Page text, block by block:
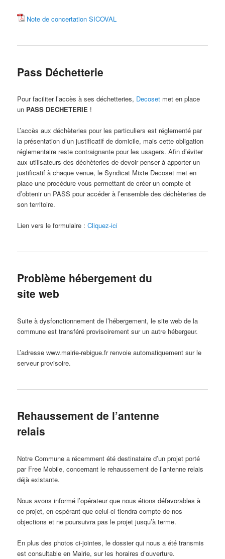
Note de concertation SICOVAL
Pass Déchetterie
Pour faciliter l’accès à ses déchetteries, Decoset met en place
un PASS DECHETERIE !
L’accès aux déchèteries pour les particuliers est réglementé par
la présentation d’un justificatif de domicile, mais cette obligation
réglementaire reste contraignante pour les usagers. Afin d’éviter
aux utilisateurs des déchèteries de devoir penser à apporter un
justificatif à chaque venue, le Syndicat Mixte Decoset met en
place une procédure vous permettant de créer un compte et
d’obtenir un PASS pour accéder à l’ensemble des déchèteries de
son territoire.
Lien vers le formulaire :Cliquez-ici
Problème hébergement du
site web
Suite à dysfonctionnement de l’hébergement, le site web de la
commune est transféré provisoirement sur un autre hébergeur.
L’adresse www.mairie-rebigue.fr renvoie automatiquement sur le
serveur provisoire.
Rehaussement de l’antenne
relais
Notre Commune a récemment été destinataire d’un projet porté
par Free Mobile, concernant le rehaussement de l’antenne relais
déjà existante.
Nous avons informé l’opérateur que nous étions défavorables à
ce projet, en espérant que celui-ci tiendra compte de nos
objections et ne poursuivra pas le projet jusqu’à terme.
En plus des photos ci-jointes, le dossier qui nous a été transmis
est consultable en Mairie, sur les horaires d’ouverture.